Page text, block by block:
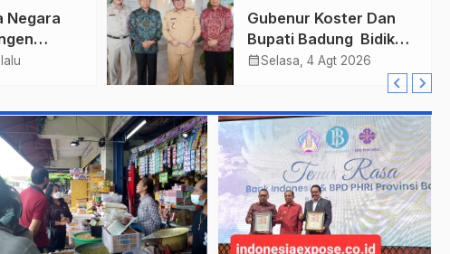
Negara
Gubenur Koster Dan
Bupati Badung Bidik
Obligasi Daerah :
calendar_monthSelasa, 4 Agt 2026